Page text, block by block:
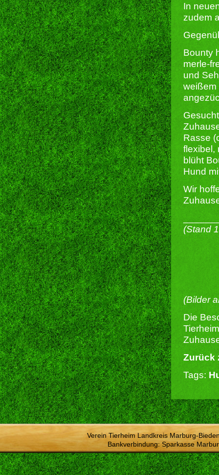
In
zudem
Bounty
merle-
und
weißem
Rasse
flexibel,
blüht
Hund
Wir
(Stand
(Bilder
Die
Zurück
Tags:
Verein Tierheim Landkreis Marburg-
Bankverbindung: Sparkasse